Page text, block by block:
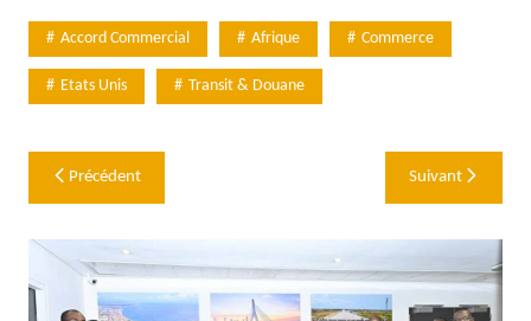
Accord Commercial Afrique Commerce
Etats Unis Transit & Douane
Navigation
de
l’article
Précédent Suivant